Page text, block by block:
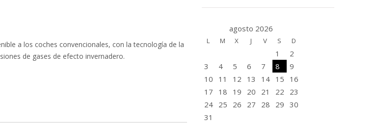
a los coches convencionales, con la tecnología de la
de gases de efecto invernadero.
agosto 2026
L M X J V S D
1
2
3
4 5 6 7 8
9
10
11 12 13 14 15
16
17
18 19 20 21 22
23
24
25 26 27 28 29 30
31